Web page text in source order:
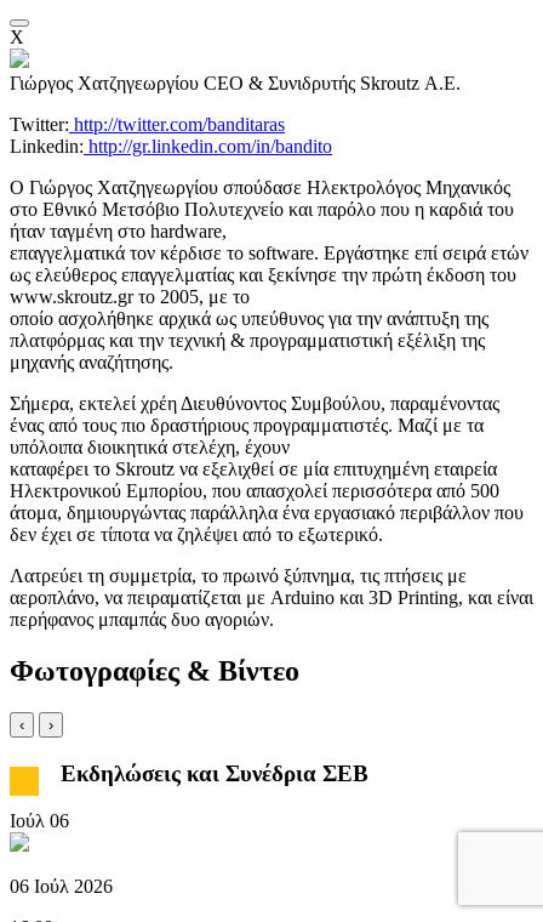
X
Γιώργος Χατζηγεωργίου CEO & Συνιδρυτής Skroutz Α.Ε.
Twitter: http://twitter.com/banditaras
Linkedin: http://gr.linkedin.com/in/bandito
Ο Γιώργος Χατζηγεωργίου σπούδασε Ηλεκτρολόγος Μηχανικός
στο Εθνικό Μετσόβιο Πολυτεχνείο και παρόλο που η καρδιά του
ήταν ταγμένη στο hardware,
επαγγελματικά τον κέρδισε το software. Εργάστηκε επί σειρά ετών
ως ελεύθερος επαγγελματίας και ξεκίνησε την πρώτη έκδοση του
www.skroutz.gr το 2005, με το
οποίο ασχολήθηκε αρχικά ως υπεύθυνος για την ανάπτυξη της
πλατφόρμας και την τεχνική & προγραμματιστική εξέλιξη της
μηχανής αναζήτησης.
Σήμερα, εκτελεί χρέη Διευθύνοντος Συμβούλου, παραμένοντας
ένας από τους πιο δραστήριους προγραμματιστές. Μαζί με τα
υπόλοιπα διοικητικά στελέχη, έχουν
καταφέρει το Skroutz να εξελιχθεί σε μία επιτυχημένη εταιρεία
Ηλεκτρονικού Εμπορίου, που απασχολεί περισσότερα από 500
άτομα, δημιουργώντας παράλληλα ένα εργασιακό περιβάλλον που
δεν έχει σε τίποτα να ζηλέψει από το εξωτερικό.
Λατρεύει τη συμμετρία, το πρωινό ξύπνημα, τις πτήσεις με
αεροπλάνο, να πειραματίζεται με Arduino και 3D Printing, και είναι
περήφανος μπαμπάς δυο αγοριών.
Φωτογραφίες & Βίντεο
‹ ›
Εκδηλώσεις και Συνέδρια ΣΕΒ
Ιούλ 06
06 Ιούλ 2026